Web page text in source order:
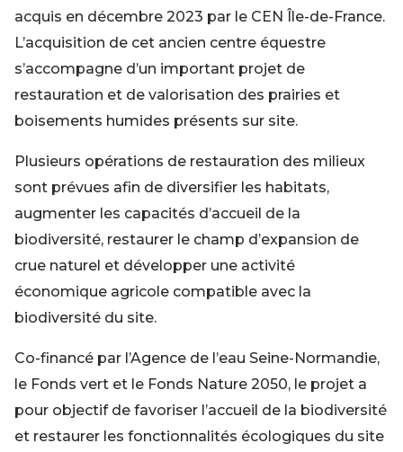
acquis en décembre 2023 par le CEN Île-de-France.
L’acquisition de cet ancien centre équestre
s’accompagne d’un important projet de
restauration et de valorisation des prairies et
boisements humides présents sur site.
Plusieurs opérations de restauration des milieux
sont prévues afin de diversifier les habitats,
augmenter les capacités d’accueil de la
biodiversité, restaurer le champ d’expansion de
crue naturel et développer une activité
économique agricole compatible avec la
biodiversité du site.
Co-financé par l’Agence de l’eau Seine-Normandie,
le Fonds vert et le Fonds Nature 2050, le projet a
pour objectif de favoriser l’accueil de la biodiversité
et restaurer les fonctionnalités écologiques du site